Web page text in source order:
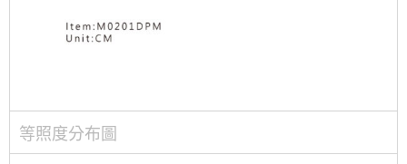
等照度分布圖